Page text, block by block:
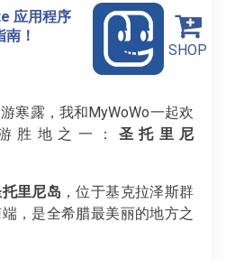
应用程序
南！
SHOP
寒露，我和MyWoWo一起欢
胜地之一： 圣托里尼
里尼岛 ，位于基克拉泽斯群
，是全希腊最美丽的地方之